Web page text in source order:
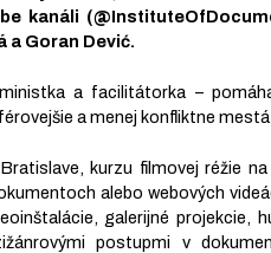
kanáli
a Goran Dević.
a facilitátorka –
a menej konfliktne
kurzu filmovej réžie
alebo webových
galerijné projekcie,
postupmi v